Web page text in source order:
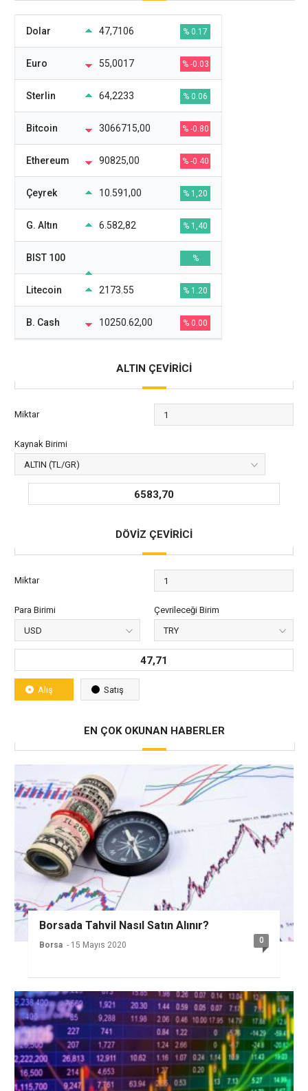
Dolar 47,7106 % 0.17
Euro 55,0017 % -0.03
Sterlin 64,2233 % 0.06
Bitcoin 3066715,00 % -0.80
Ethereum 90825,00 % -0.40
Çeyrek 10.591,00 % 1,20
G. Altın 6.582,82 % 1,40
BIST 100 %
Litecoin 2173.55 % 1.20
B. Cash 10250.62,00 % 0.00
ALTIN ÇEVİRİCİ
Miktar
Kaynak Birimi
6583,70
DÖVİZ ÇEVİRİCİ
Miktar
Para Birimi Çevrileceği Birim
47,71
Alış Satış
EN ÇOK OKUNAN HABERLER
Borsada Tahvil Nasıl Satın Alınır?
Borsa - 15 Mayıs 2020 0